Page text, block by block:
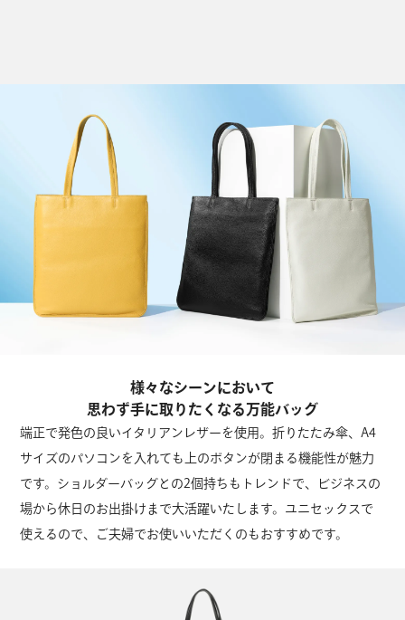
様々なシーンにおいて
思わず手に取りたくなる万能バッグ
端正で発色の良いイタリアンレザーを使用。折りたたみ傘、A4
サイズのパソコンを入れても上のボタンが閉まる機能性が魅力
です。ショルダーバッグとの2個持ちもトレンドで、ビジネスの
場から休日のお出掛けまで大活躍いたします。ユニセックスで
使えるので、ご夫婦でお使いいただくのもおすすめです。